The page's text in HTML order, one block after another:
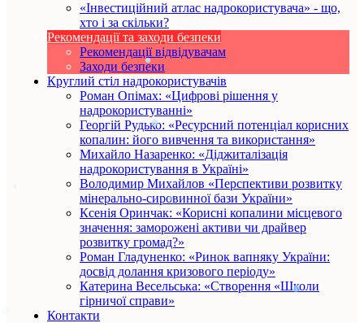
«Інвестиційний атлас надрокористувача» - що,
хто і за скільки?
Рекомендації та заходи безпеки
Рекомендації відвідувачам
Заходи безпеки
Круглий стіл надрокористувачів
Роман Опімах: «Цифрові рішення у
надрокористуванні»
Георгій Рудько: «Ресурсний потенціал корисних
копалин: його вивчення та використання»
Михайло Назаренко: «Діджиталізація
надрокористування в Україні»
Володимир Михайлов «Перспективи розвитку
мінерально-сировинної бази України»
Ксенія Оринчак: «Корисні копалини місцевого
значення: заморожені активи чи драйвер
розвитку громад?»
Роман Гладуненко: «Ринок вапняку України:
досвід долання кризового періоду»
Катерина Весельська: «Створення «Школи
гірничої справи»
Контакти